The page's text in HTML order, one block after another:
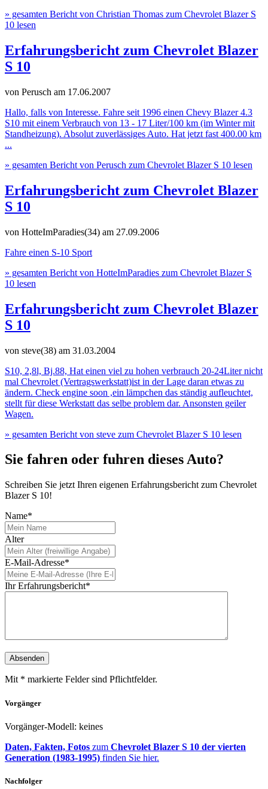
» gesamten Bericht von Christian Thomas zum Chevrolet Blazer S
10 lesen
Erfahrungsbericht zum Chevrolet Blazer
S 10
von Perusch am 17.06.2007
Hallo, falls von Interesse. Fahre seit 1996 einen Chevy Blazer 4.3
S10 mit einem Verbrauch von 13 - 17 Liter/100 km (im Winter mit
Standheizung). Absolut zuverlässiges Auto. Hat jetzt fast 400.00 km
...
» gesamten Bericht von Perusch zum Chevrolet Blazer S 10 lesen
Erfahrungsbericht zum Chevrolet Blazer
S 10
von HotteImParadies(34) am 27.09.2006
Fahre einen S-10 Sport
» gesamten Bericht von HotteImParadies zum Chevrolet Blazer S
10 lesen
Erfahrungsbericht zum Chevrolet Blazer
S 10
von steve(38) am 31.03.2004
S10, 2,8l, Bj.88, Hat einen viel zu hohen verbrauch 20-24Liter nicht
mal Chevrolet (Vertragswerkstatt)ist in der Lage daran etwas zu
ändern. Check engine soon ,ein lämpchen das ständig aufleuchtet,
stellt für diese Werkstatt das selbe problem dar. Ansonsten geiler
Wagen.
» gesamten Bericht von steve zum Chevrolet Blazer S 10 lesen
Sie fahren oder fuhren dieses Auto?
Schreiben Sie jetzt Ihren eigenen Erfahrungsbericht zum Chevrolet
Blazer S 10!
Name*
Alter
E-Mail-Adresse*
Ihr Erfahrungsbericht*
Mit * markierte Felder sind Pflichtfelder.
Vorgänger
Vorgänger-Modell: keines
Daten, Fakten, Fotos zum Chevrolet Blazer S 10 der vierten
Generation (1983-1995) finden Sie hier.
Nachfolger